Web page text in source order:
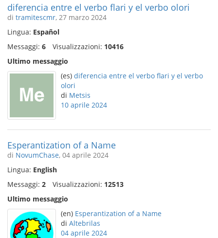
diferencia entre el verbo flari y el verbo olori
di tramitescmr, 27 marzo 2024
Lingua: Español
Messaggi: 6 Visualizzazioni: 10416
Ultimo messaggio
(es) diferencia entre el verbo flari y el verbo
olori
di Metsis
10 aprile 2024
Esperantization of a Name
di NovumChase, 04 aprile 2024
Lingua: English
Messaggi: 2 Visualizzazioni: 12513
Ultimo messaggio
(en) Esperantization of a Name
di Altebrilas
04 aprile 2024